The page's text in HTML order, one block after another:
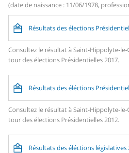
(date de naissance : 11/06/1978,
Résultats des élections
Consultez le résultat à Saint-Hippolyte-
tour des élections Présidentielles 2017.
Résultats des éléctions
Consultez le résultat à Saint-Hippolyte-
tour des élections Présidentielles 2012.
Résultats des éléctions législatives